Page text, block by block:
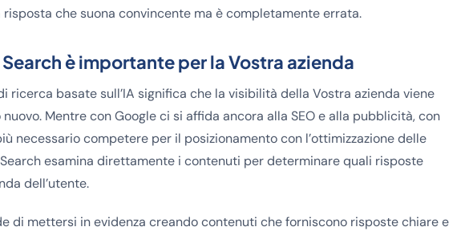
che suona convincente ma è completamente errata.
è importante per la Vostra azienda
ricerca basate sull’IA significa che la visibilità della Vostra azienda viene
Mentre con Google ci si affida ancora alla SEO e alla pubblicità, con
necessario competere per il posizionamento con l’ottimizzazione delle
esamina direttamente i contenuti per determinare quali risposte
dell’utente.
di mettersi in evidenza creando contenuti che forniscono risposte chiare e